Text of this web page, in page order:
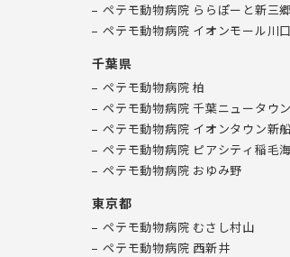
ペテモ動物病院 ららぽーと新三
ペテモ動物病院 イオンモール川
千葉県
ペテモ動物病院 柏
ペテモ動物病院 千葉ニュータウ
ペテモ動物病院 イオンタウン新
ペテモ動物病院 ピアシティ稲毛
ペテモ動物病院 おゆみ野
東京都
ペテモ動物病院 むさし村山
ペテモ動物病院 西新井